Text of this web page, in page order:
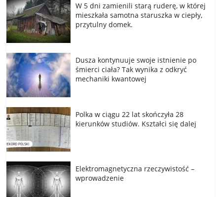
W 5 dni zamienili starą ruderę, w której
mieszkała samotna staruszka w ciepły,
przytulny domek.
Dusza kontynuuje swoje istnienie po
śmierci ciała? Tak wynika z odkryć
mechaniki kwantowej
Polka w ciągu 22 lat skończyła 28
kierunków studiów. Kształci się dalej
Elektromagnetyczna rzeczywistość –
wprowadzenie